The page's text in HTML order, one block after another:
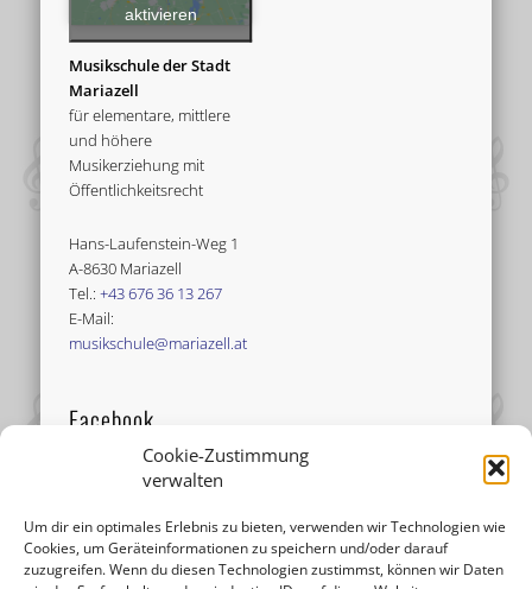
Cookie-Zustimmung
verwalten
Um dir ein optimales Erlebnis zu bieten, verwenden wir Technologien wie
Cookies, um Geräteinformationen zu speichern und/oder darauf
zuzugreifen. Wenn du diesen Technologien zustimmst, können wir Daten
aktivieren
Musikschule der Stadt
Mariazell
für elementare, mittlere
und höhere
Musikerziehung mit
Öffentlichkeitsrecht
Hans-Laufenstein-Weg 1
A-8630 Mariazell
Tel.:+43 676 36 13 267
E-Mail:
musikschule@mariazell.at
Facebook